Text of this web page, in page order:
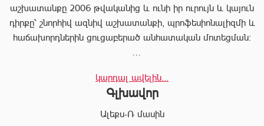
աշխատանքը 2006 թվականից և ունի իր ուրույն և կայուն
դիրքը՝ շնորհիվ ազնիվ աշխատանքի, պրոֆեսիոնալիզմի և
հաճախորդներին ցուցաբերած անհատական մոտեցման:
ամբողջական փաթեթ, որը թույլ է տալիս հաճախորդին
արագ իրագործել ցանկացած գործարք անշարժ գույքի
ոլորտում:
կարդալ ավելին...
Գլխավոր
Ալեքս-Ռ մասին